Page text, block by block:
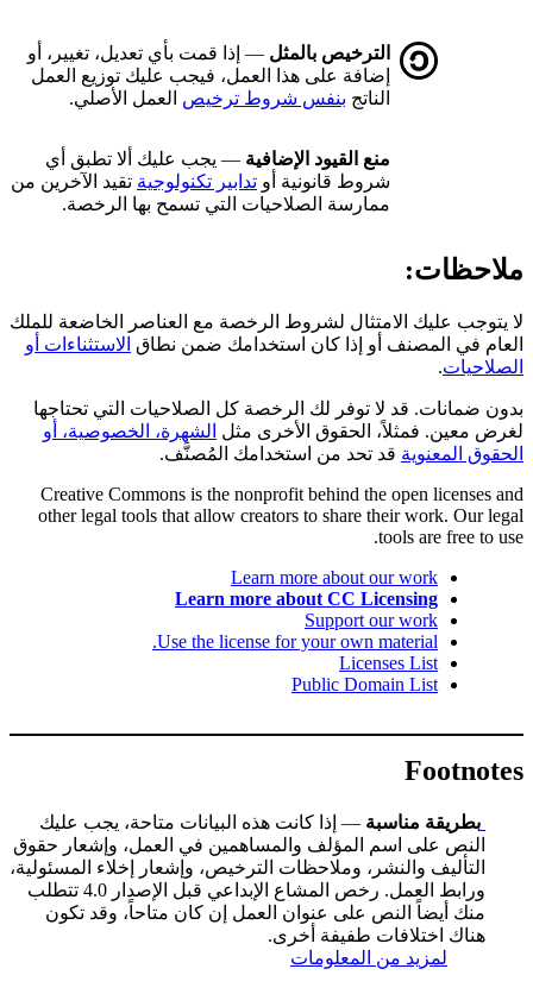
الترخيص بالمثل — إذا قمت بأي تعديل، تغيير، أو
إضافة على هذا العمل، فيجب عليك توزيع العمل
الناتج بنفس شروط ترخيص العمل الأصلي.
منع القيود الإضافية — يجب عليك ألا تطبق أي
شروط قانونية أو تدابير تكنولوجية تقيد الآخرين من
ممارسة الصلاحيات التي تسمح بها الرخصة.
ملاحظات:
لا يتوجب عليك الامتثال لشروط الرخصة مع العناصر الخاضعة للملك
العام في المصنف أو إذا كان استخدامك ضمن نطاق الاستثناءات أو
الصلاحيات.
بدون ضمانات. قد لا توفر لك الرخصة كل الصلاحيات التي تحتاجها
لغرض معين. فمثلاً، الحقوق الأخرى مثل الشهرة، الخصوصية، أو
الحقوق المعنوية قد تحد من استخدامك المُصنَّف.
Creative Commons is the nonprofit behind the open licenses and
other legal tools that allow creators to share their work. Our legal
tools are free to use.
Learn more about our work
Learn more about CC Licensing
Support our work
Use the license for your own material.
Licenses List
Public Domain List
Footnotes
بطريقة مناسبة — إذا كانت هذه البيانات متاحة، يجب عليك
النص على اسم المؤلف والمساهمين في العمل، وإشعار حقوق
التأليف والنشر، وملاحظات الترخيص، وإشعار إخلاء المسئولية،
ورابط العمل. رخص المشاع الإبداعي قبل الإصدار 4.0 تتطلب
منك أيضاً النص على عنوان العمل إن كان متاحاً، وقد تكون
هناك اختلافات طفيفة أخرى.
لمزيد من المعلومات